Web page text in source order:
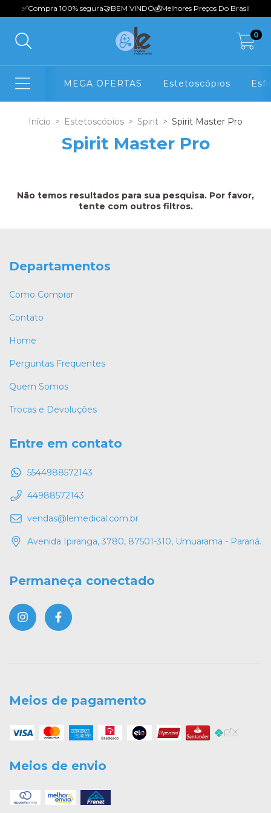
✅Compra 100% seguraㅤㅤㅤㅤㅤ🤝BEM VINDOㅤㅤㅤㅤ💰Melhores Preços Do Brasil
0
MEGA OFERTAS Estetoscópios
Início > Estetoscópios > Spirit > Spirit Master Pro
Spirit Master Pro
Não temos resultados para sua pesquisa. Por favor,
tente com outros filtros.
Departamentos
Como Comprar
Contato
Home
Perguntas Frequentes
Quem Somos
Trocas e Devoluções
Entre em contato
5544988572143
44988572143
vendas@lemedical.com.br
Avenida Ipiranga, 3780, 87501-310, Umuarama - Paraná.
Permaneça conectado
Meios de pagamento
Meios de envio